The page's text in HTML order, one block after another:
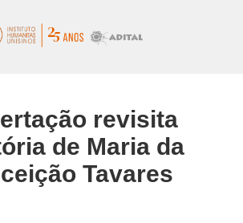
revisita
de Maria da
Tavares